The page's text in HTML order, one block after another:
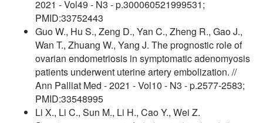
2021 - Vol49 - N3 - p.300060521999531;
PMID:33752443
Guo W., Hu S., Zeng D., Yan C., Zheng R., Gao J.,
Wan T., Zhuang W., Yang J. The prognostic role of
ovarian endometriosis in symptomatic adenomyosis
patients underwent uterine artery embolization. //
Ann Palliat Med - 2021 - Vol10 - N3 - p.2577-2583;
PMID:33548995
Li X., Li C., Sun M., Li H., Cao Y., Wei Z.